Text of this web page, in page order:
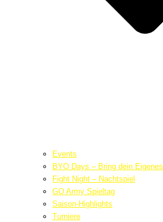
Events
BYO Days – Bring dein Eigenes
Fight Night – Nachtspiel
GO Army Spieltag
Saison-Highlights
Turniere